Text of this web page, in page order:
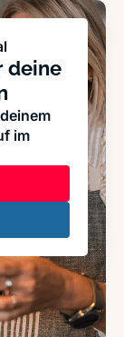
deine
im